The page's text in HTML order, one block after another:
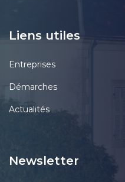
Liens utiles
Entreprises
Démarches
Actualités
Newsletter